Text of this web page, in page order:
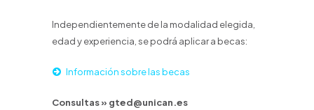
Independientemente de la modalidad elegida,
edad y experiencia, se podrá aplicar a becas:
Información sobre las becas
Consultas » gted@unican.es